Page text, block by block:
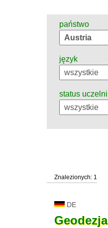
państwo
język
status uczelni
Znalezionych: 1
DE
Geodezja